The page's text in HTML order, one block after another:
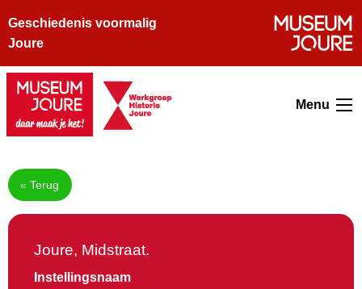
Geschiedenis voormalig
Joure
Menu
« Terug
Joure, Midstraat.
Instellingsnaam